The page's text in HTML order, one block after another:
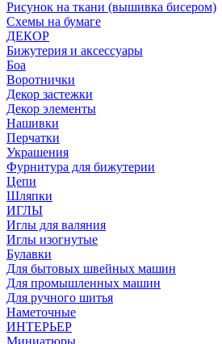
Рисунок на ткани (вышивка бисером)
Схемы на бумаге
ДЕКОР
Бижутерия и аксессуары
Боа
Воротнички
Декор застежки
Декор элементы
Нашивки
Перчатки
Украшения
Фурнитура для бижутерии
Цепи
Шляпки
ИГЛЫ
Иглы для валяния
Иглы изогнутые
Булавки
Для бытовых швейных машин
Для промышленных машин
Для ручного шитья
Наметочные
ИНТЕРЬЕР
Миниатюры